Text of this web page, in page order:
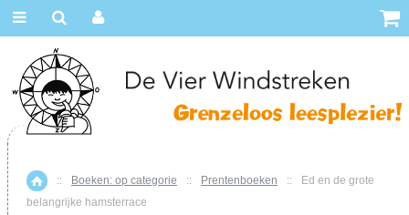
Home
:: Boeken: op categorie :: Prentenboeken ::
Ed en de grote
belangrijke hamsterrace